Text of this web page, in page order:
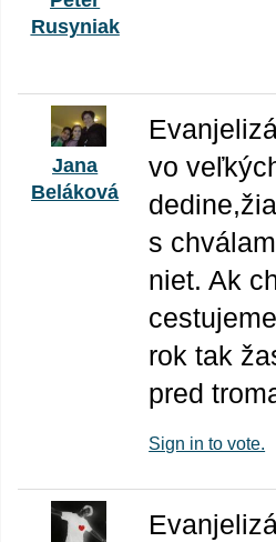
Rusyniak
Jana
Beláková
vo
s
niet. Ak
rok tak
pred
Sign in to vote.